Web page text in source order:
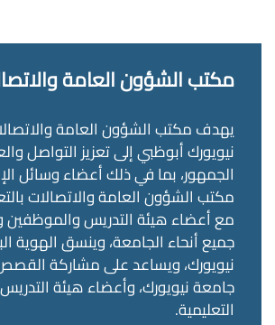
مكتب الشؤون العامة
يهدف مكتب الشؤون العامة
نيويورك أبوظبي إلى تعزيز التواصل
الجمهور، بما في ذلك أعضاء وسائل
مكتب الشؤون العامة والاتصالات
مع أعضاء هيئة التدريس والموظفين
جميع أنحاء الجامعة، وينسق الهوية
نيويورك، ويساعد على مشاركة
جامعة نيويورك، وأعضاء هيئة
التعليمية.